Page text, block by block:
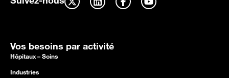
Vos besoins par activité
Hôpitaux – Soins
Industries